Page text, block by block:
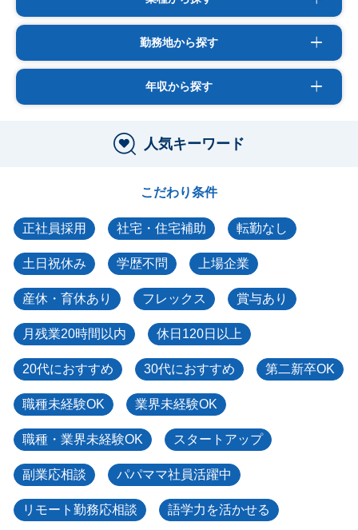
勤務地から探す
年収から探す
人気キーワード
こだわり条件
正社員採用 社宅・住宅補助 転勤なし
土日祝休み 学歴不問 上場企業
産休・育休あり フレックス 賞与あり
月残業20時間以内 休日120日以上
20代におすすめ 30代におすすめ 第二新卒OK
職種未経験OK 業界未経験OK
職種・業界未経験OK スタートアップ
副業応相談 パパママ社員活躍中
リモート勤務応相談 語学力を活かせる